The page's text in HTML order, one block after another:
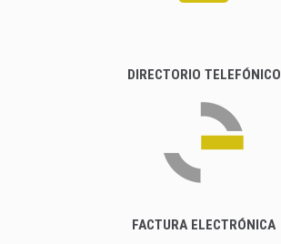
DIRECTORIO TELEFÓNICO
FACTURA ELECTRÓNICA